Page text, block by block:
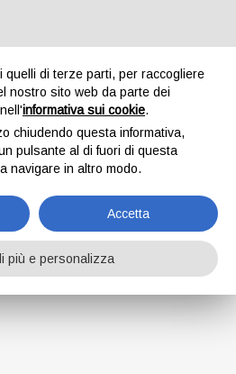
modulo
è attivo
quelli di terze parti, per raccogliere
nostro sito web da parte dei
informativa sui cookie.
chiudendo questa informativa,
pulsante al di fuori di questa
navigare in altro modo.
Accetta
più e personalizza